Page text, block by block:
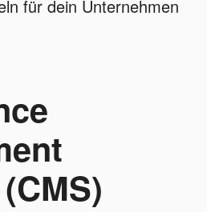
für dein Unternehmen